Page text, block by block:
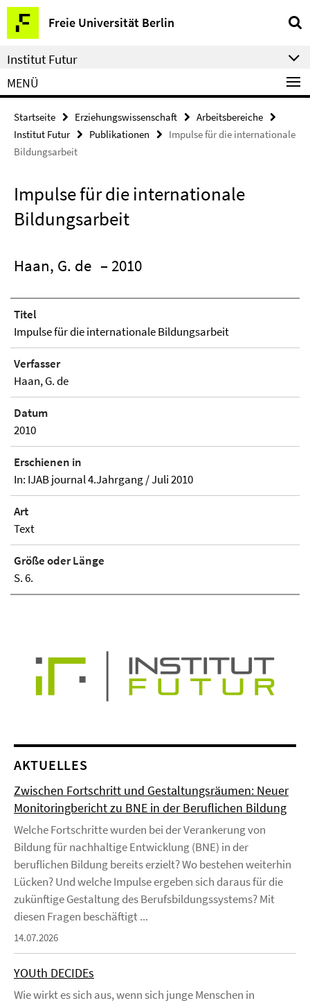
Springe
direkt
zu
Inhalt
Freie Universität Berlin
Service-
Navigation
Institut Futur
MENÜ
Startseite Erziehungswissenschaft
Arbeitsbereiche
Institut Futur
Publikationen
Impulse für die internationale
Bildungsarbeit
Impulse für die internationale
Bildungsarbeit
Haan, G. de – 2010
Titel
Impulse für die internationale Bildungsarbeit
Verfasser
Haan, G. de
Datum
2010
Erschienen in
In: IJAB journal 4.Jahrgang / Juli 2010
Art
Text
Größe oder Länge
S. 6.
AKTUELLES
Zwischen Fortschritt und Gestaltungsräumen: Neuer
Monitoringbericht zu BNE in der Beruflichen Bildung
Welche Fortschritte wurden bei der Verankerung von
Bildung für nachhaltige Entwicklung (BNE) in der
beruflichen Bildung bereits erzielt? Wo bestehen weiterhin
Lücken? Und welche Impulse ergeben sich daraus für die
zukünftige Gestaltung des Berufsbildungssystems? Mit
diesen Fragen beschäftigt ...
14.07.2026
YOUth DECIDEs
Wie wirkt es sich aus, wenn sich junge Menschen in